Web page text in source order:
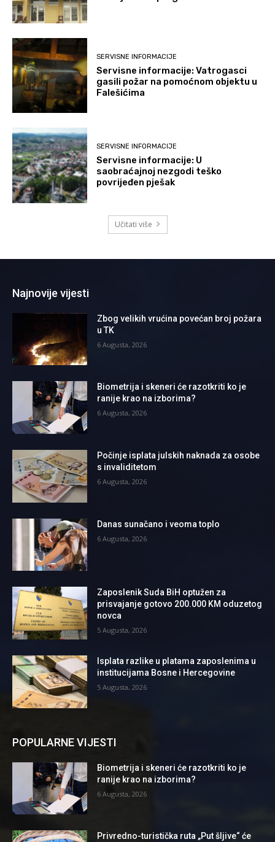
SERVISNE INFORMACIJE
Servisne informacije: Vatrogasci
gasili požar na pomoćnom objektu u
Falešićima
SERVISNE INFORMACIJE
Servisne informacije: U
saobraćajnoj nezgodi teško
povrijeđen pješak
Učitati više
Najnovije vijesti
Zbog velikih vrućina povećan broj požara
u TK
6 Augusta, 2026
Biometrija i skeneri će razotkriti ko je
ranije krao na izborima?
6 Augusta, 2026
Počinje isplata julskih naknada za osobe
s invaliditetom
6 Augusta, 2026
Danas sunačano i veoma toplo
6 Augusta, 2026
Zaposlenik Suda BiH optužen za
prisvajanje gotovo 200.000 KM oduzetog
novca
5 Augusta, 2026
Isplata razlike u platama zaposlenima u
institucijama Bosne i Hercegovine
5 Augusta, 2026
POPULARNE VIJESTI
Biometrija i skeneri će razotkriti ko je
ranije krao na izborima?
6 Augusta, 2026
Privredno-turistička ruta „Put šljive“ će